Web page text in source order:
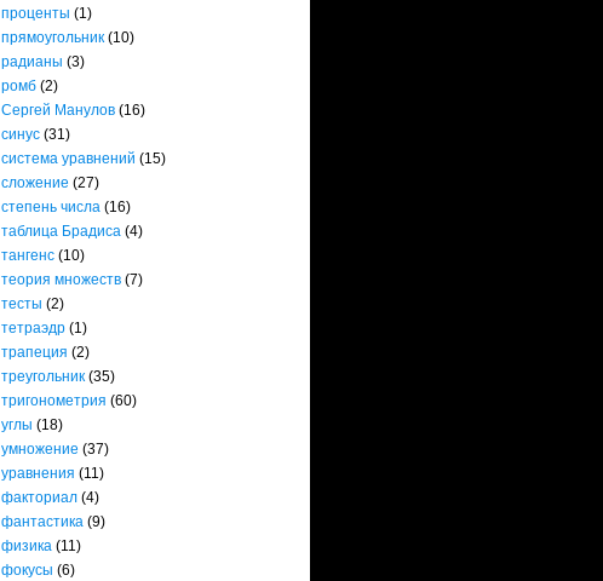
проценты (1)
прямоугольник (10)
радианы (3)
ромб (2)
Сергей Манулов (16)
синус (31)
система уравнений (15)
сложение (27)
степень числа (16)
таблица Брадиса (4)
тангенс (10)
теория множеств (7)
тесты (2)
тетраэдр (1)
трапеция (2)
треугольник (35)
тригонометрия (60)
углы (18)
умножение (37)
уравнения (11)
факториал (4)
фантастика (9)
физика (11)
фокусы (6)